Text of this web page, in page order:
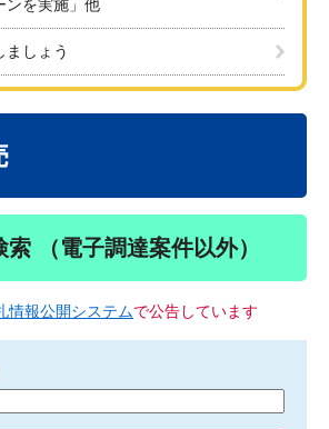
ンを実施」他
ましょう
索 （電子調達案件以外）
情報公開システムで公告しています